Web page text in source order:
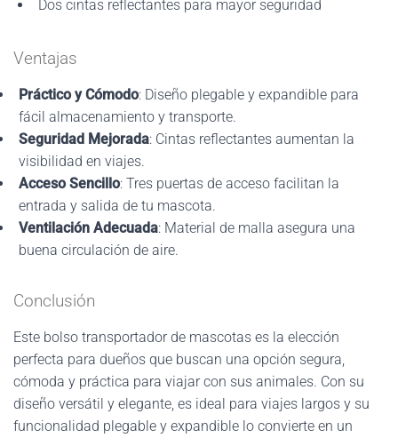
Dos cintas reflectantes para mayor seguridad
Ventajas
Práctico y Cómodo: Diseño plegable y expandible para
fácil almacenamiento y transporte.
Seguridad Mejorada: Cintas reflectantes aumentan la
visibilidad en viajes.
Acceso Sencillo: Tres puertas de acceso facilitan la
entrada y salida de tu mascota.
Ventilación Adecuada: Material de malla asegura una
buena circulación de aire.
Conclusión
Este bolso transportador de mascotas es la elección
perfecta para dueños que buscan una opción segura,
cómoda y práctica para viajar con sus animales. Con su
diseño versátil y elegante, es ideal para viajes largos y su
funcionalidad plegable y expandible lo convierte en un